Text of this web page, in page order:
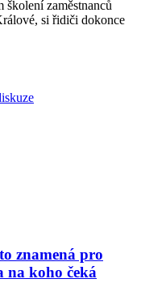
školení zaměstnanců
si řidiči dokonce
znamená pro
na koho čeká